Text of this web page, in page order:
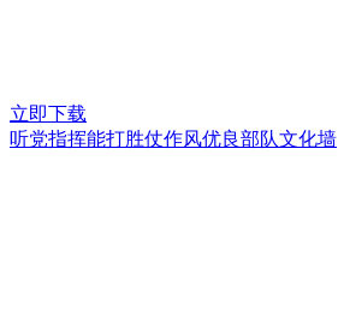
立即下载
听党指挥能打胜仗作风优良部队文化墙